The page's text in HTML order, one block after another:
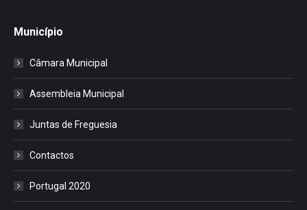
Município
Câmara Municipal
Assembleia Municipal
Juntas de Freguesia
Contactos
Portugal 2020